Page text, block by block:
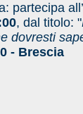
partecipa
, dal titolo: "
dovresti
- Brescia